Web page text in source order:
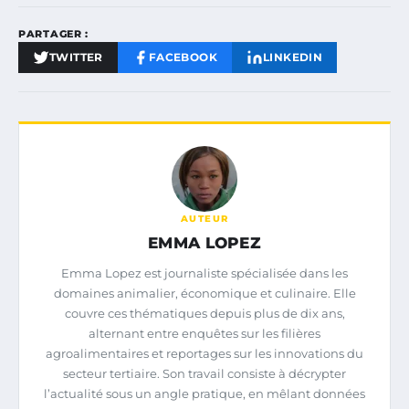
PARTAGER :
TWITTER FACEBOOK LINKEDIN
AUTEUR
EMMA LOPEZ
Emma Lopez est journaliste spécialisée dans les
domaines animalier, économique et culinaire. Elle
couvre ces thématiques depuis plus de dix ans,
alternant entre enquêtes sur les filières
agroalimentaires et reportages sur les innovations du
secteur tertiaire. Son travail consiste à décrypter
l’actualité sous un angle pratique, en mêlant données